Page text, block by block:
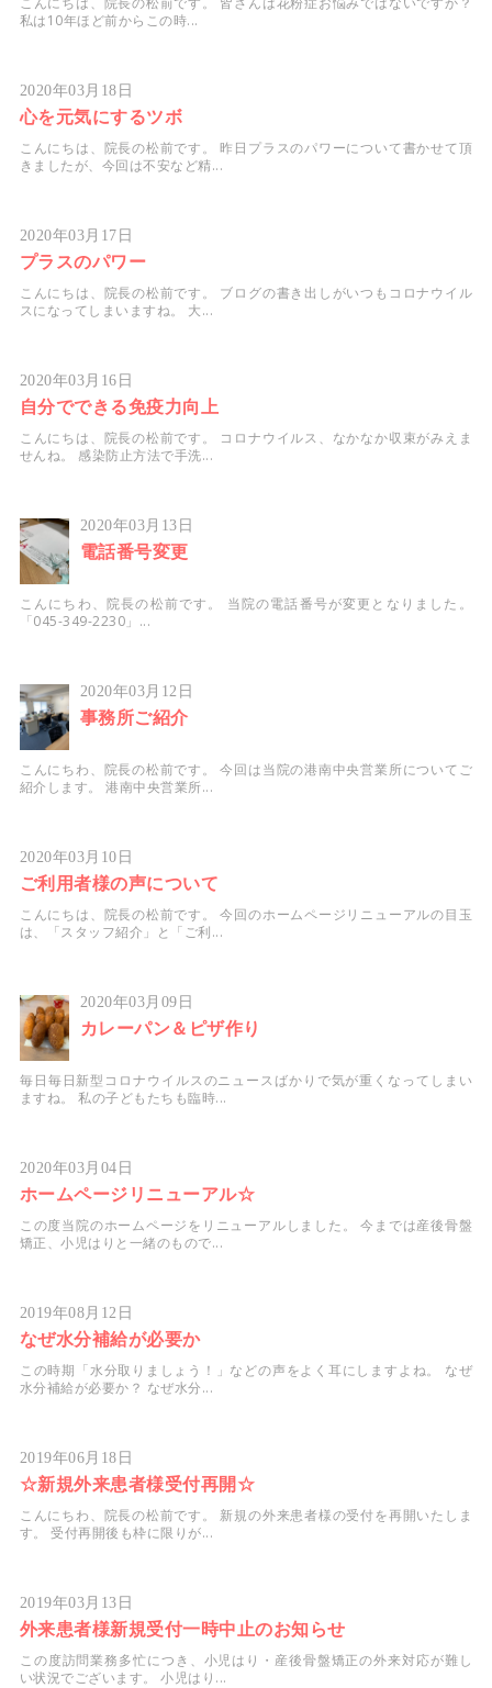
私は10年ほど前からこの時...
2020年03月18日
心を元気にするツボ
こんにちは、院長の松前です。 昨日プラスのパワーについて書かせて頂
きましたが、今回は不安など精...
2020年03月17日
プラスのパワー
こんにちは、院長の松前です。 ブログの書き出しがいつもコロナウイル
スになってしまいますね。 大...
2020年03月16日
自分でできる免疫力向上
こんにちは、院長の松前です。 コロナウイルス、なかなか収束がみえま
せんね。 感染防止方法で手洗...
2020年03月13日
電話番号変更
こんにちわ、院長の松前です。 当院の電話番号が変更となりました。
「045-349-2230」...
2020年03月12日
事務所ご紹介
こんにちわ、院長の松前です。 今回は当院の港南中央営業所についてご
紹介します。 港南中央営業所...
2020年03月10日
ご利用者様の声について
こんにちは、院長の松前です。 今回のホームページリニューアルの目玉
は、「スタッフ紹介」と「ご利...
2020年03月09日
カレーパン＆ピザ作り
毎日毎日新型コロナウイルスのニュースばかりで気が重くなってしまい
ますね。 私の子どもたちも臨時...
2020年03月04日
ホームページリニューアル☆
この度当院のホームページをリニューアルしました。 今までは産後骨盤
矯正、小児はりと一緒のもので...
2019年08月12日
なぜ水分補給が必要か
この時期「水分取りましょう！」などの声をよく耳にしますよね。 なぜ
水分補給が必要か？ なぜ水分...
2019年06月18日
☆新規外来患者様受付再開☆
こんにちわ、院長の松前です。 新規の外来患者様の受付を再開いたしま
す。 受付再開後も枠に限りが...
2019年03月13日
外来患者様新規受付一時中止のお知らせ
この度訪問業務多忙につき、小児はり・産後骨盤矯正の外来対応が難し
い状況でございます。 小児はり...